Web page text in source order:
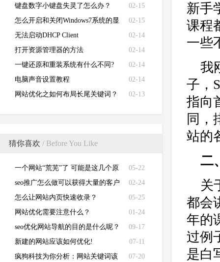
02-15
键盘数字小键盘失灵了怎么办？
02-15
怎么开启和关闭Windows7系统的显
卡硬件加速功能
02-14
无法启动DHCP Client
02-14
打开资源管理器的方法
02-14
一键还原和重装系统有什么不同?
02-14
电脑声音设置教程
02-13
网站优化之如何布局长尾关键词？
猜你喜欢 / Before You Like
05-22
一个网站“荒芜”了 可能是这几个原
因造成的
02-24
seo推广怎么做可以获得大量的客户
咨询？
05-25
怎么让网站内页快速收录？
01-24
网站优化需要注意什么？
09-17
seo优化网站导航的目的是什么呢？
07-11
新建的网站应该如何优化!
07-20
疯狗科技为你分析：网站关键词该
新手
课程
一些
我
子，
指向
同，
站的
二
关
都会
年的
过例
是白